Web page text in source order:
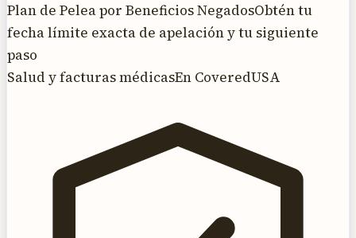
Plan de Pelea por Beneficios NegadosObtén tu
fecha límite exacta de apelación y tu siguiente
paso
Salud y facturas médicasEn CoveredUSA